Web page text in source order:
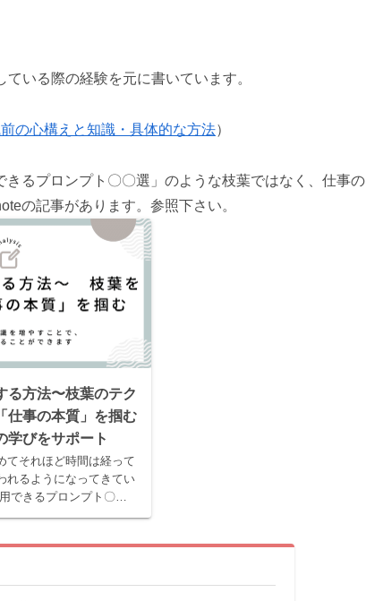
いる際の経験を元に書いています。
前の心構えと知識・具体的な方法）
るプロンプト〇〇選」のような枝葉ではなく、仕事の
の記事があります。参照下さい。
る方法〜枝葉のテク
仕事の本質」を掴む
学びをサポート
てそれほど時間は経って
れるようになってきてい
できるプロンプト〇〇
溢れ、様々なテクニック